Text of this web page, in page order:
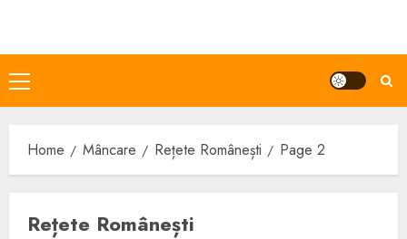
content
Primary
Menu
Home Mâncare Rețete Românești Page 2
Rețete Românești